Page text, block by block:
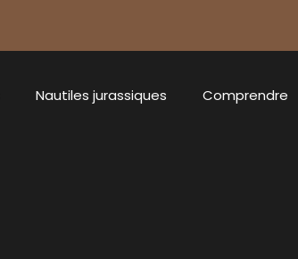
Nautiles jurassiques Comprendre